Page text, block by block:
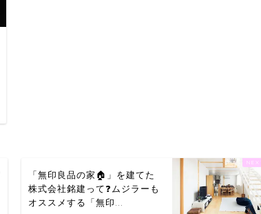
「無印良品の家🏠」を建てた
株式会社銘建って❓ムジラーも
オススメする「無印...